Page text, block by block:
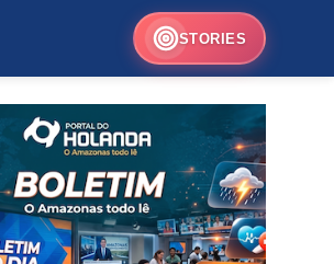
STORIES